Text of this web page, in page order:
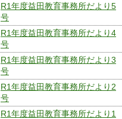
R1年度益田教育事務所だより5
号
R1年度益田教育事務所だより4
号
R1年度益田教育事務所だより3
号
R1年度益田教育事務所だより2
号
R1年度益田教育事務所だより1